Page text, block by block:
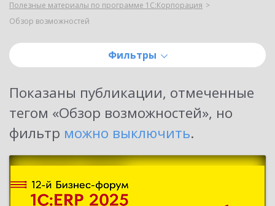
Полезные материалы по программе 1С:Корпорация
Обзор возможностей
Фильтры
Показаны публикации, отмеченные
тегом «Обзор возможностей», но
фильтр можно выключить.